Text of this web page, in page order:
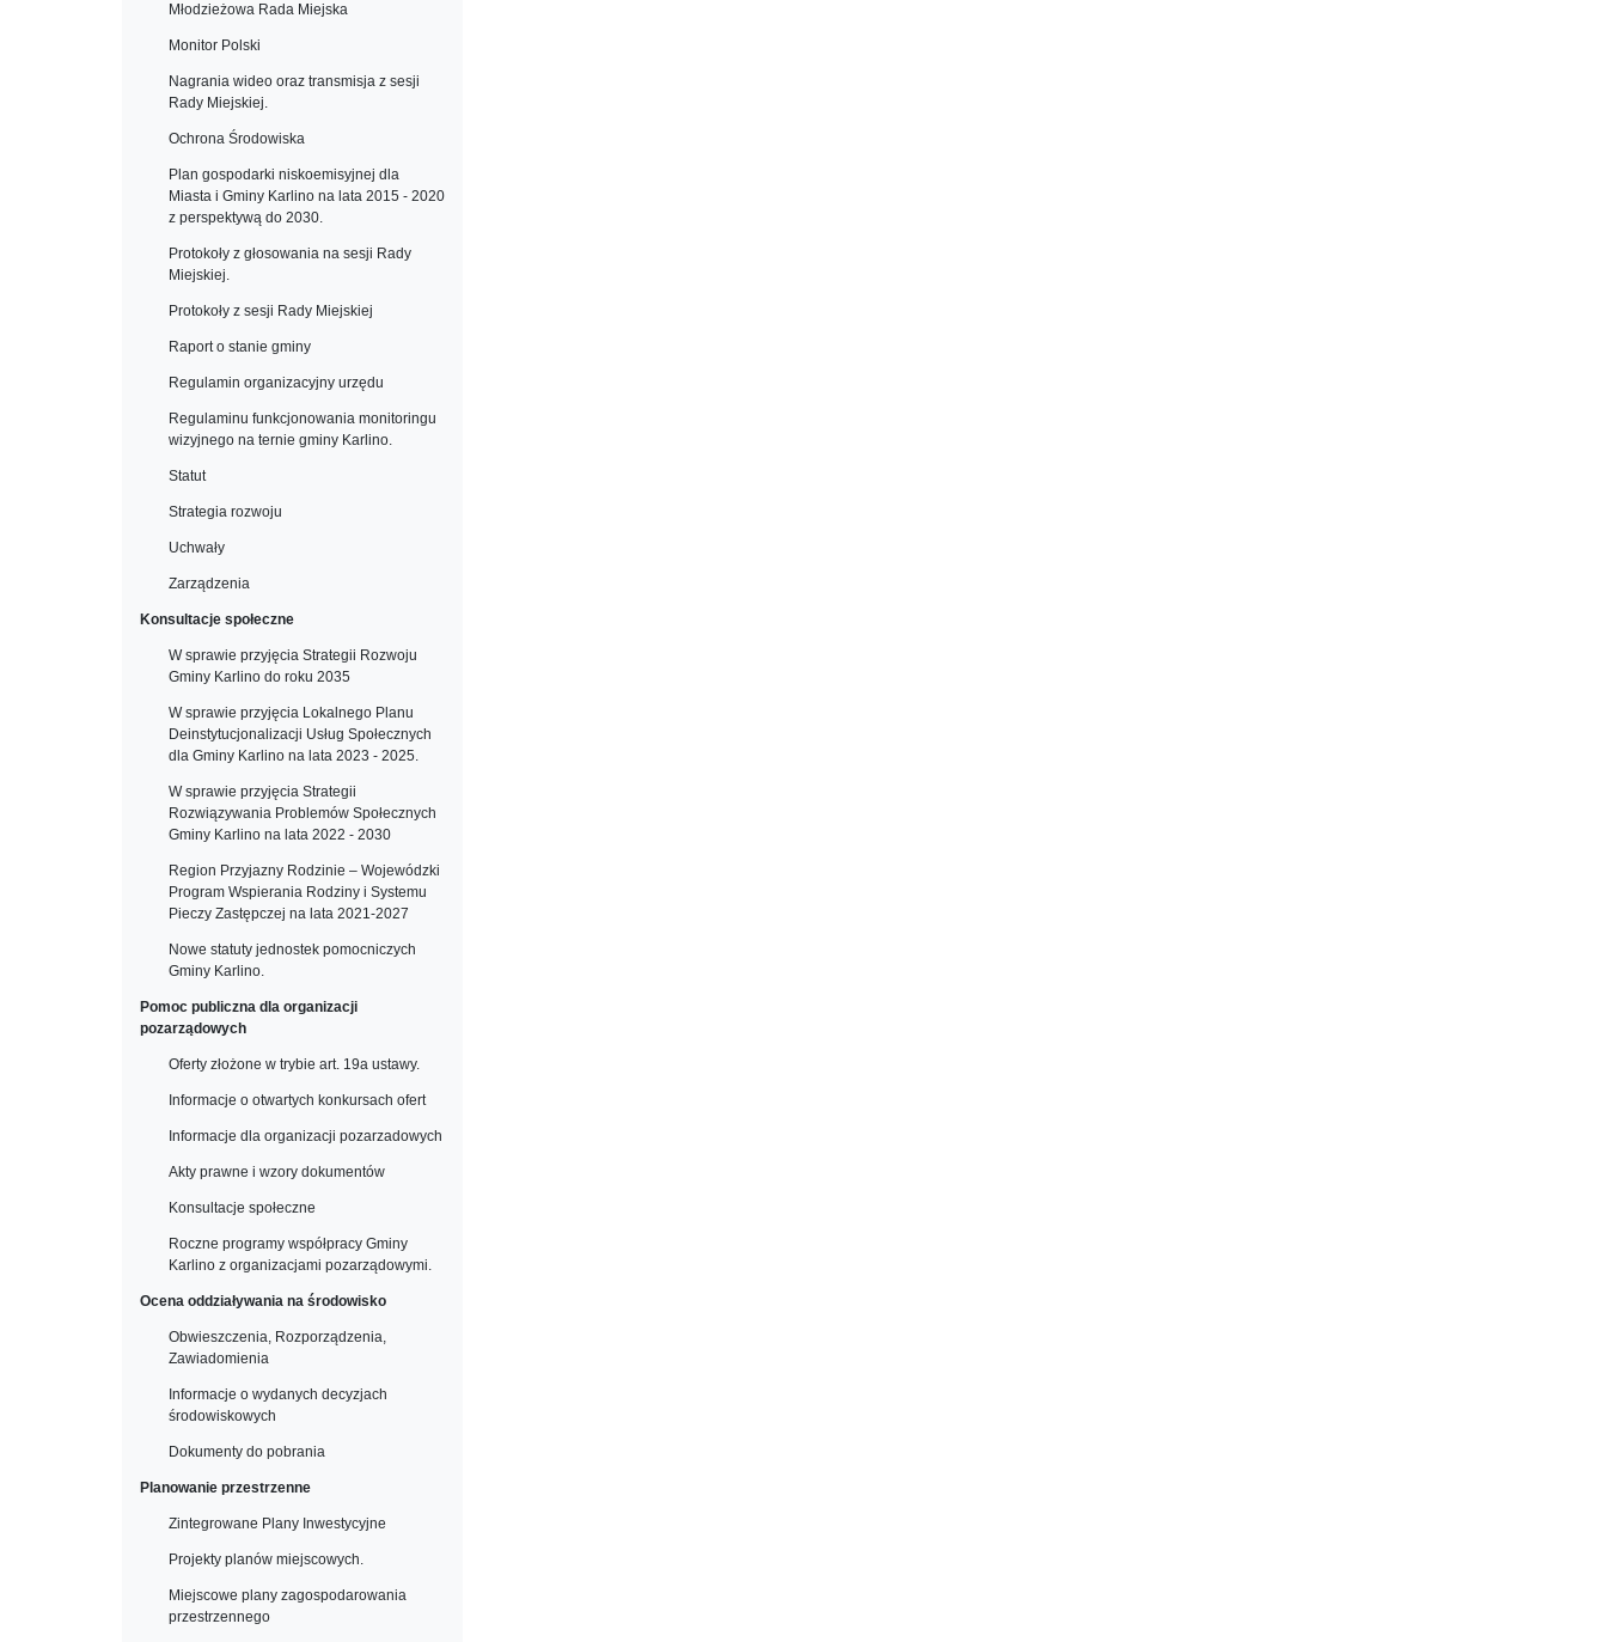
Młodzieżowa Rada Miejska
Monitor Polski
Nagrania wideo oraz transmisja z sesji
Rady Miejskiej.
Ochrona Środowiska
Plan gospodarki niskoemisyjnej dla
Miasta i Gminy Karlino na lata 2015 - 2020
z perspektywą do 2030.
Protokoły z głosowania na sesji Rady
Miejskiej.
Protokoły z sesji Rady Miejskiej
Raport o stanie gminy
Regulamin organizacyjny urzędu
Regulaminu funkcjonowania monitoringu
wizyjnego na ternie gminy Karlino.
Statut
Strategia rozwoju
Uchwały
Zarządzenia
Konsultacje społeczne
W sprawie przyjęcia Strategii Rozwoju
Gminy Karlino do roku 2035
W sprawie przyjęcia Lokalnego Planu
Deinstytucjonalizacji Usług Społecznych
dla Gminy Karlino na lata 2023 - 2025.
W sprawie przyjęcia Strategii
Rozwiązywania Problemów Społecznych
Gminy Karlino na lata 2022 - 2030
Region Przyjazny Rodzinie – Wojewódzki
Program Wspierania Rodziny i Systemu
Pieczy Zastępczej na lata 2021-2027
Nowe statuty jednostek pomocniczych
Gminy Karlino.
Pomoc publiczna dla organizacji
pozarządowych
Oferty złożone w trybie art. 19a ustawy.
Informacje o otwartych konkursach ofert
Informacje dla organizacji pozarzadowych
Akty prawne i wzory dokumentów
Konsultacje społeczne
Roczne programy współpracy Gminy
Karlino z organizacjami pozarządowymi.
Ocena oddziaływania na środowisko
Obwieszczenia, Rozporządzenia,
Zawiadomienia
Informacje o wydanych decyzjach
środowiskowych
Dokumenty do pobrania
Planowanie przestrzenne
Zintegrowane Plany Inwestycyjne
Projekty planów miejscowych.
Miejscowe plany zagospodarowania
przestrzennego